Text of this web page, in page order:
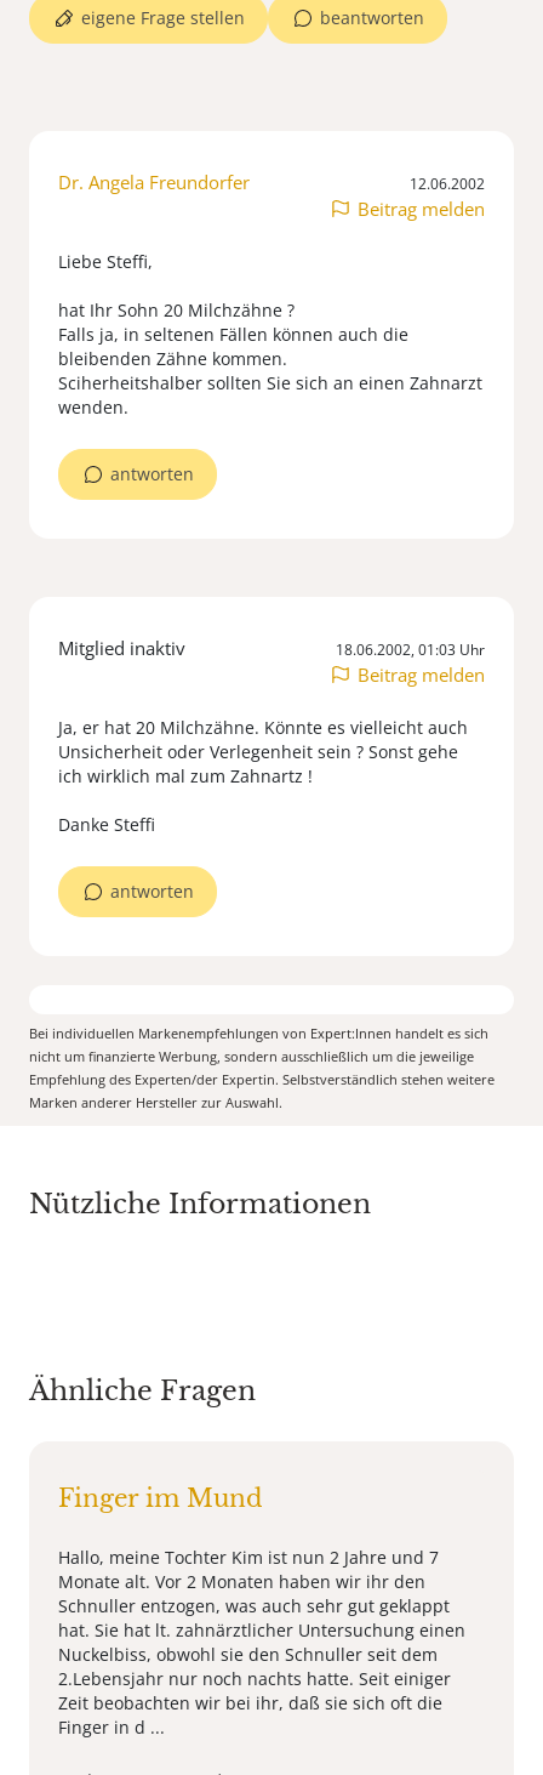
beantworten
eigene Frage stellen
Dr. Angela Freundorfer 12.06.2002
Beitrag melden
Liebe Steffi,
hat Ihr Sohn 20 Milchzähne ?
Falls ja, in seltenen Fällen können auch die
bleibenden Zähne kommen.
Sciherheitshalber sollten Sie sich an einen Zahnarzt
wenden.
antworten
Mitglied inaktiv 18.06.2002, 01:03 Uhr
Beitrag melden
Ja, er hat 20 Milchzähne. Könnte es vielleicht auch
Unsicherheit oder Verlegenheit sein ? Sonst gehe
ich wirklich mal zum Zahnartz !
Danke Steffi
antworten
Bei individuellen Markenempfehlungen von Expert:Innen handelt es sich
nicht um finanzierte Werbung, sondern ausschließlich um die jeweilige
Empfehlung des Experten/der Expertin. Selbstverständlich stehen weitere
Marken anderer Hersteller zur Auswahl.
Nützliche Informationen
Ähnliche Fragen
Finger im Mund
Hallo, meine Tochter Kim ist nun 2 Jahre und 7
Monate alt. Vor 2 Monaten haben wir ihr den
Schnuller entzogen, was auch sehr gut geklappt
hat. Sie hat lt. zahnärztlicher Untersuchung einen
Nuckelbiss, obwohl sie den Schnuller seit dem
2.Lebensjahr nur noch nachts hatte. Seit einiger
Zeit beobachten wir bei ihr, daß sie sich oft die
Finger in d ...